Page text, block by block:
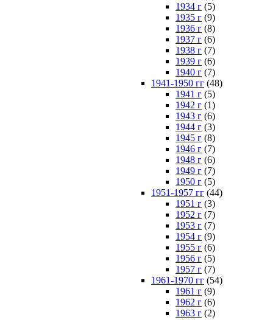
1934 г (5)
1935 г (9)
1936 г (8)
1937 г (6)
1938 г (7)
1939 г (6)
1940 г (7)
1941-1950 гг (48)
1941 г (5)
1942 г (1)
1943 г (6)
1944 г (3)
1945 г (8)
1946 г (7)
1948 г (6)
1949 г (7)
1950 г (5)
1951-1957 гг (44)
1951 г (3)
1952 г (7)
1953 г (7)
1954 г (9)
1955 г (6)
1956 г (5)
1957 г (7)
1961-1970 гг (54)
1961 г (9)
1962 г (6)
1963 г (2)